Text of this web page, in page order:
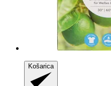
Košarica